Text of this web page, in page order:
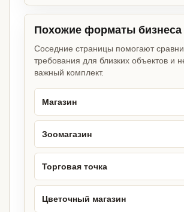
Похожие форматы бизнеса
Соседние страницы помогают
требования для близких объектов и
важный комплект.
Магазин
Зоомагазин
Торговая точка
Цветочный магазин